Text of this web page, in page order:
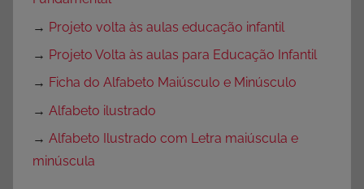
→ Projeto volta às aulas educação infantil
→ Projeto Volta às aulas para Educação Infantil
→ Ficha do Alfabeto Maiúsculo e Minúsculo
→ Alfabeto ilustrado
→ Alfabeto Ilustrado com Letra maiúscula e
minúscula